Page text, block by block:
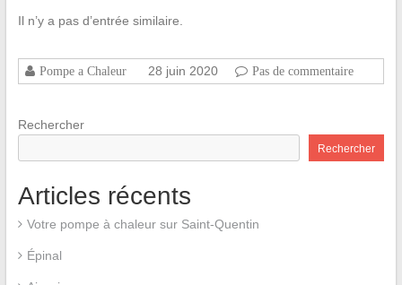
Il n’y a pas d’entrée similaire.
Pompe a Chaleur 28 juin 2020 Pas de commentaire
Rechercher
Rechercher
Articles récents
Votre pompe à chaleur sur Saint-Quentin
Épinal